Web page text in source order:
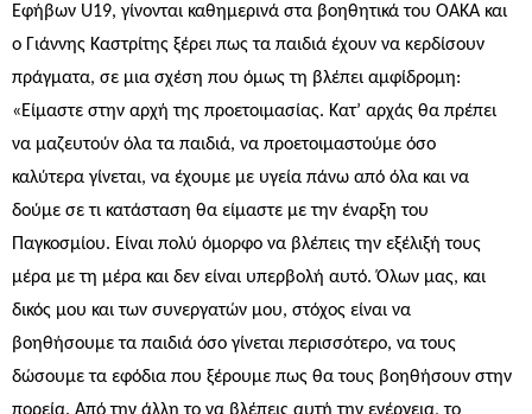
Εφήβων U19, γίνονται καθημερινά στα βοηθητικά του ΟΑΚΑ και
ο Γιάννης Καστρίτης ξέρει πως τα παιδιά έχουν να κερδίσουν
πράγματα, σε μια σχέση που όμως τη βλέπει αμφίδρομη:
«Είμαστε στην αρχή της προετοιμασίας. Κατ’ αρχάς θα πρέπει
να μαζευτούν όλα τα παιδιά, να προετοιμαστούμε όσο
καλύτερα γίνεται, να έχουμε με υγεία πάνω από όλα και να
δούμε σε τι κατάσταση θα είμαστε με την έναρξη του
Παγκοσμίου. Είναι πολύ όμορφο να βλέπεις την εξέλιξή τους
μέρα με τη μέρα και δεν είναι υπερβολή αυτό. Όλων μας, και
δικός μου και των συνεργατών μου, στόχος είναι να
βοηθήσουμε τα παιδιά όσο γίνεται περισσότερο, να τους
δώσουμε τα εφόδια που ξέρουμε πως θα τους βοηθήσουν στην
πορεία. Από την άλλη το να βλέπεις αυτή την ενέργεια, το